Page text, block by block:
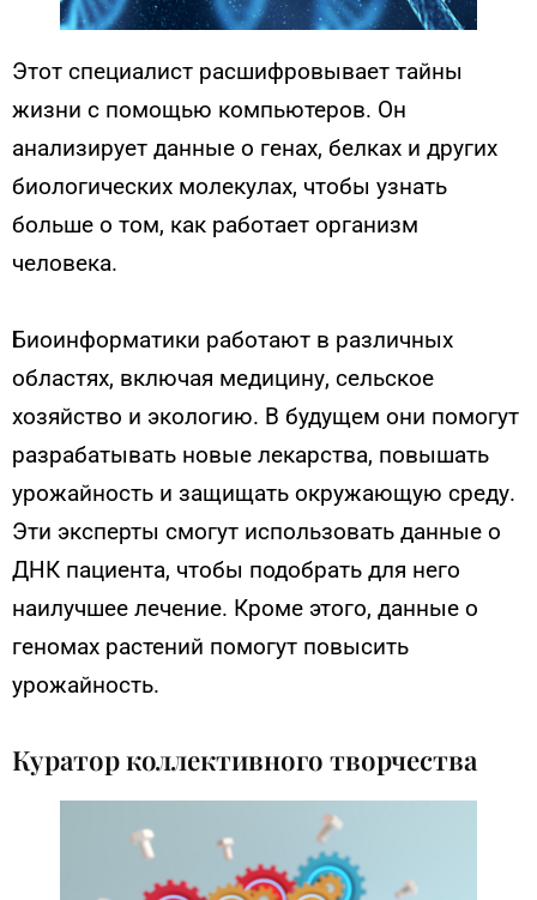
Этот специалист расшифровывает тайны
жизни с помощью компьютеров. Он
анализирует данные о генах, белках и других
биологических молекулах, чтобы узнать
больше о том, как работает организм
человека.
Биоинформатики работают в различных
областях, включая медицину, сельское
хозяйство и экологию. В будущем они помогут
разрабатывать новые лекарства, повышать
урожайность и защищать окружающую среду.
Эти эксперты смогут использовать данные о
ДНК пациента, чтобы подобрать для него
наилучшее лечение. Кроме этого, данные о
геномах растений помогут повысить
урожайность.
Куратор коллективного творчества